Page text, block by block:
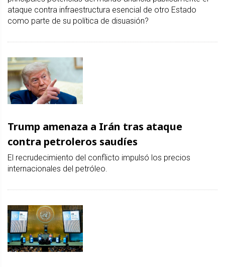
ataque contra infraestructura esencial de otro Estado
como parte de su política de disuasión?
Trump amenaza a Irán tras ataque
contra petroleros saudíes
El recrudecimiento del conflicto impulsó los precios
internacionales del petróleo.